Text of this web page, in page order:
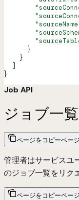
      }
    }
  ]
}
Job API
ジョブ一
ページをコピーペー
管理者はサービスユ
のジョブ一覧をリク
ページをコピーペー